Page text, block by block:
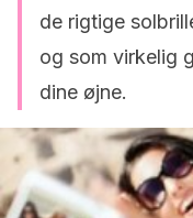
de rigtige
og som virkelig
dine øjne.